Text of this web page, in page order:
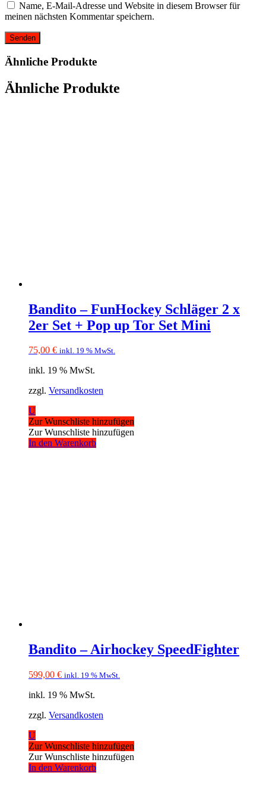
Name, E-Mail-Adresse und Website in diesem Browser für
meinen nächsten Kommentar speichern.
Ähnliche Produkte
Ähnliche Produkte
Bandito – FunHockey Schläger 2 x
2er Set + Pop up Tor Set Mini
75,00 € inkl. 19 % MwSt.
inkl. 19 % MwSt.
zzgl. Versandkosten
U
Zur Wunschliste hinzufügen
Zur Wunschliste hinzufügen
In den Warenkorb
Bandito – Airhockey SpeedFighter
599,00 € inkl. 19 % MwSt.
inkl. 19 % MwSt.
zzgl. Versandkosten
U
Zur Wunschliste hinzufügen
Zur Wunschliste hinzufügen
In den Warenkorb